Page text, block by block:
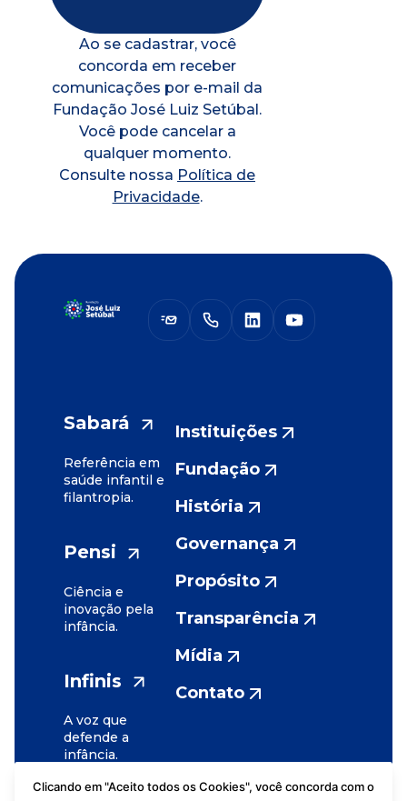
Ao se cadastrar, você
concorda em receber
comunicações por e-mail da
Fundação José Luiz Setúbal.
Você pode cancelar a
qualquer momento.
Consulte nossa Política de
Privacidade.
Sabará
Referência em
saúde infantil e
filantropia.
Pensi
Ciência e
inovação pela
infância.
Infinis
A voz que
defende a
infância.
Instituições
Fundação
História
Governança
Propósito
Transparência
Mídia
Contato
Clicando em "Aceito todos os Cookies", você concorda com o